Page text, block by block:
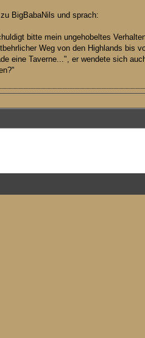
BigBabaNils und sprach:
bitte mein ungehobeltes
Weg von den Highlands bis
eine Taverne...", er wendete sich